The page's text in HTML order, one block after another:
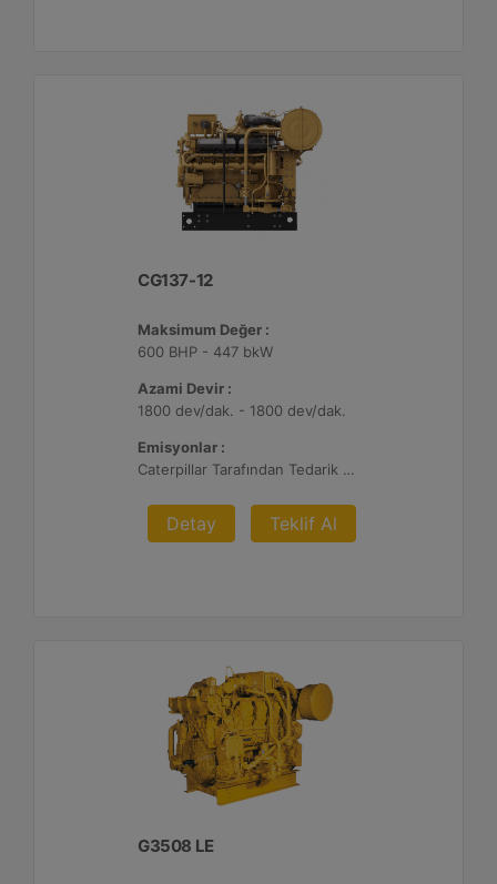
CG137-12
Maksimum Değer :
600 BHP - 447 bkW
Azami Devir :
1800 dev/dak. - 1800 dev/dak.
Emisyonlar :
Caterpillar Tarafından Tedarik Edilen AFRC ve Müşteri Tarafından Sağlanan Atık Arıtma ile NSPS Saha Uyumluluğuna Sahiptir, %0,5 O2 Ayar Noktası
Detay Teklif Al
G3508 LE